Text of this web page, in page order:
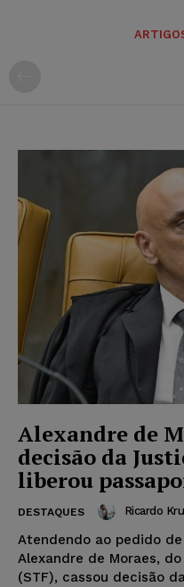
Alexandre de
decisão da
liberou
DESTAQUES Ricardo
Atendendo ao pedido
Alexandre de Moraes,
(STF), cassou decisão